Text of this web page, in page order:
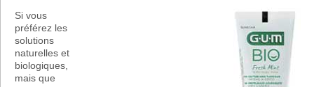
Si vous
préférez les
solutions
naturelles et
biologiques,
mais que